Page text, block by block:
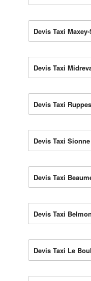
Devis Taxi
Devis Taxi
Devis Taxi Ruppes
Devis Taxi Sionne
Devis Taxi
Devis Taxi
Devis Taxi Le